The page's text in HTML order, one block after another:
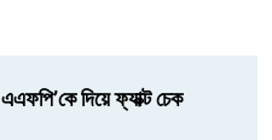
দিয়ে ফ্যাক্ট চেক